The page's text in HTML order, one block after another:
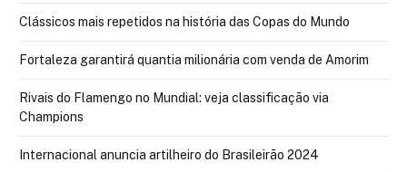
Clássicos mais repetidos na história das Copas do Mundo
Fortaleza garantirá quantia milionária com venda de Amorim
Rivais do Flamengo no Mundial: veja classificação via
Champions
Internacional anuncia artilheiro do Brasileirão 2024